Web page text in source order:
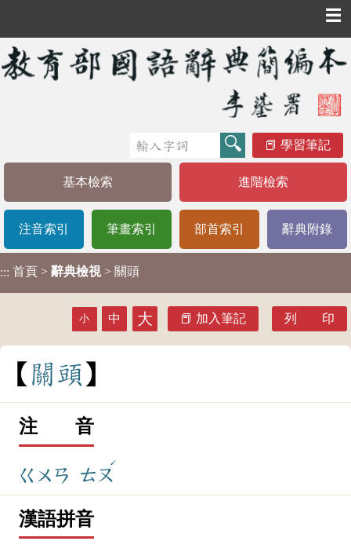
☰
學習筆記
基本檢索 進階檢索
注音索引 筆畫索引 部首索引 辭典附錄
::: 首頁 > 辭典檢視 > 關頭
小 中 大 加入筆記 列 印
關頭
注 音
ㄍㄨㄢ ㄊㄡ
ˊ
漢語拼音